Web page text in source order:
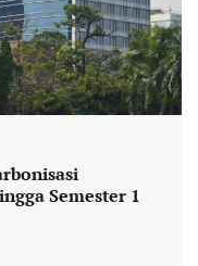
Semester 1